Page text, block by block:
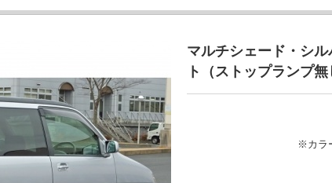
マルチシェード・シ
ト（ストップランプ無
※カラ